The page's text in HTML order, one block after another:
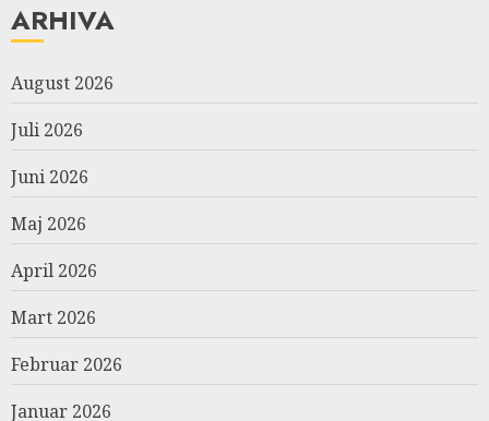
ARHIVA
August 2026
Juli 2026
Juni 2026
Maj 2026
April 2026
Mart 2026
Februar 2026
Januar 2026